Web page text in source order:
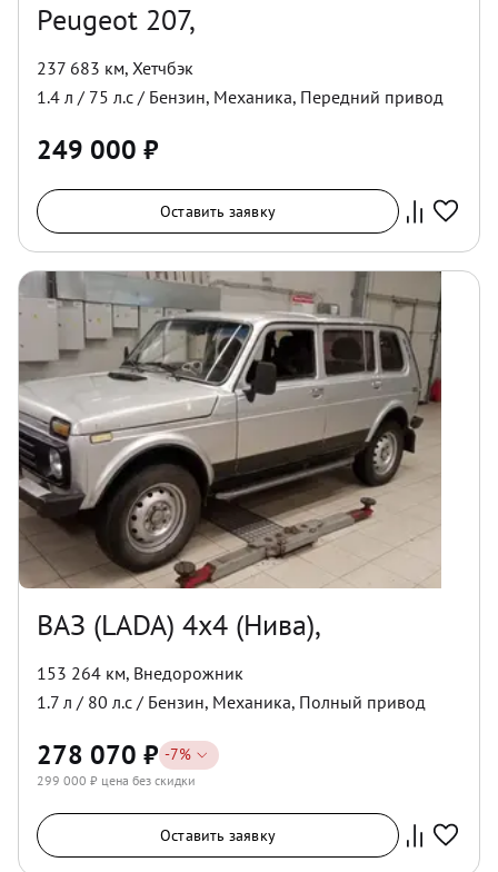
Peugeot 207,
237 683 км, Хетчбэк
1.4 л / 75 л.с / Бензин, Механика, Передний привод
249 000 ₽
Оставить заявку
ВАЗ (LADA) 4x4 (Нива),
153 264 км, Внедорожник
1.7 л / 80 л.с / Бензин, Механика, Полный привод
278 070 ₽ -7%
299 000 ₽ цена без скидки
Оставить заявку